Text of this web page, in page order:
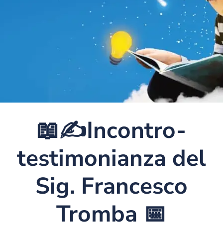
📖✍Incontro-
testimonianza del
Sig. Francesco
Tromba 📅